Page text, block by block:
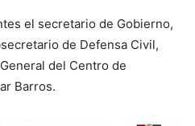
el secretario de Gobierno,
de Defensa Civil,
del Centro de
Barros.